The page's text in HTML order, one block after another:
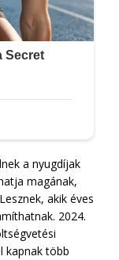
a nyugdíjak
magának,
akik éves
2024.
kapnak több